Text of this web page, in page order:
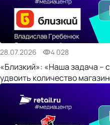
28.07.2026 4 028
«Близкий»: «Наша задача –
удвоить количество